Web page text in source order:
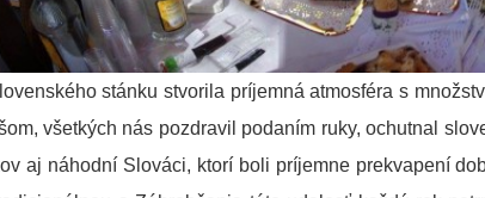
stánku stvorila príjemná atmosféra s
všetkých nás pozdravil podaním ruky, ochutnal
aj náhodní Slováci, ktorí boli príjemne prekvapení